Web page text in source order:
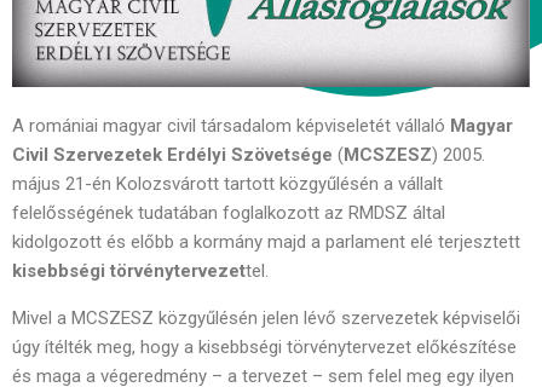
A romániai magyar civil társadalom képviseletét vállaló Magyar
Civil Szervezetek Erdélyi Szövetsége (MCSZESZ) 2005.
május 21-én Kolozsvárott tartott közgyűlésén a vállalt
felelősségének tudatában foglalkozott az RMDSZ által
kidolgozott és előbb a kormány majd a parlament elé terjesztett
kisebbségi törvénytervezettel.
Mivel a MCSZESZ közgyűlésén jelen lévő szervezetek képviselői
úgy ítélték meg, hogy a kisebbségi törvénytervezet előkészítése
és maga a végeredmény – a tervezet – sem felel meg egy ilyen